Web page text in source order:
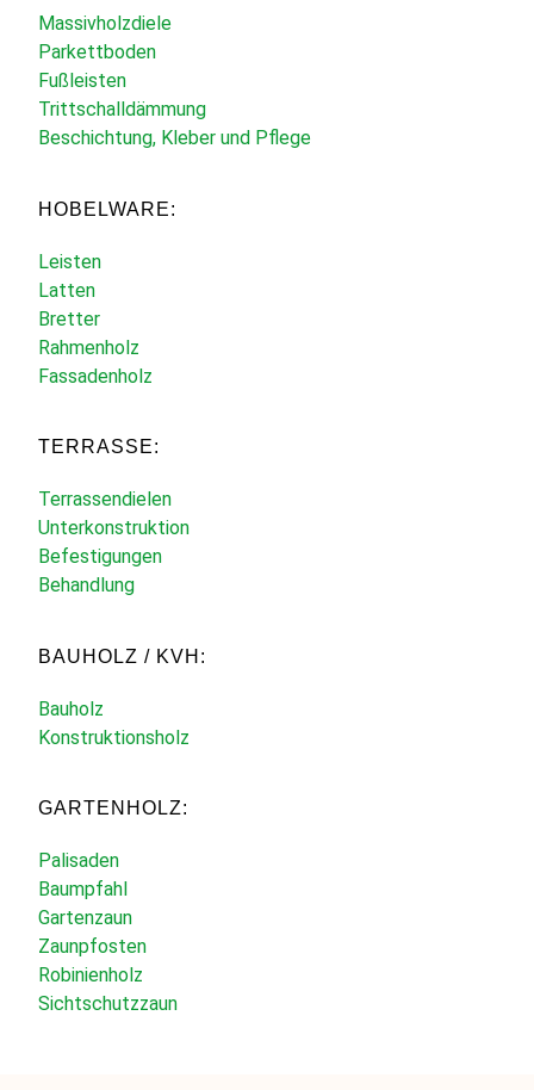
Massivholzdiele
Parkettboden
Fußleisten
Trittschalldämmung
Beschichtung, Kleber und Pflege
HOBELWARE:
Leisten
Latten
Bretter
Rahmenholz
Fassadenholz
TERRASSE:
Terrassendielen
Unterkonstruktion
Befestigungen
Behandlung
BAUHOLZ / KVH:
Bauholz
Konstruktionsholz
GARTENHOLZ:
Palisaden
Baumpfahl
Gartenzaun
Zaunpfosten
Robinienholz
Sichtschutzzaun